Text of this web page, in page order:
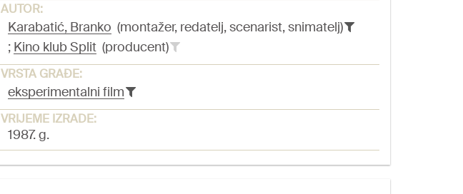
AUTOR:
Karabatić, Branko (montažer, redatelj, scenarist, snimatelj)
; Kino klub Split(producent)
VRSTA GRAĐE:
eksperimentalni film
VRIJEME IZRADE:
1987. g.